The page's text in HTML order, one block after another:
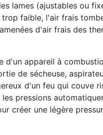
lames (ajustables ou
faible, l'air frais
d'air frais des
appareil à
de sécheuse,
d'un feu qui couve
pressions
créer une légère